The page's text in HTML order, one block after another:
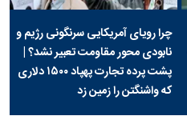
چرا رویای آمریکایی سرنگونی رژیم و
نابودی محور مقاومت تعبیر نشد؟ |
پشت پرده تجارت پهپاد‌ ۱۵۰۰ دلاری
که واشنگتن را زمین زد